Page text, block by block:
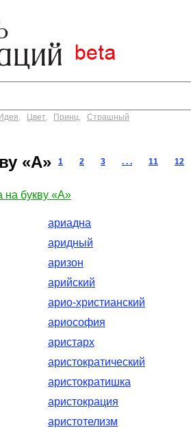
Идея, Цвет, Принц, Страшный
«А» 1 2 3 . . . 11 12
на букву «А»
ариадна
аридный
аризон
арийский
арио-христианский
ариософия
аристарх
аристократический
аристократишка
аристокрация
аристотелизм